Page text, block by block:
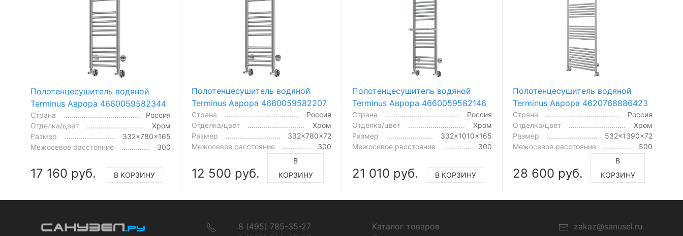
Полотенцесушитель водяной
Terminus Аврора 4660059582344
Страна
Россия
Отделка/цвет
Хром
Размер
332x780x165
Межосевое расстояние
300
17 160 руб. В КОРЗИНУ
Полотенцесушитель водяной
Terminus Аврора 4660059582207
Страна
Россия
Отделка/цвет
Хром
Размер
332x780x72
Межосевое расстояние
300
12 500 руб.
В
КОРЗИНУ
Полотенцесушитель водяной
Terminus Аврора 4660059582146
Страна
Россия
Отделка/цвет
Хром
Размер
332x1010x165
Межосевое расстояние
300
21 010 руб. В КОРЗИНУ
Полотенцесушитель водяной
Terminus Аврора 4620768886423
Страна
Россия
Отделка/цвет
Хром
Размер
532x1390x72
Межосевое расстояние
500
28 600 руб.
В
КОРЗИНУ
8 (495) 785-35-27
Каталог товаров
zakaz@sanusel.ru